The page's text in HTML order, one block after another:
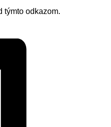
týmto odkazom.